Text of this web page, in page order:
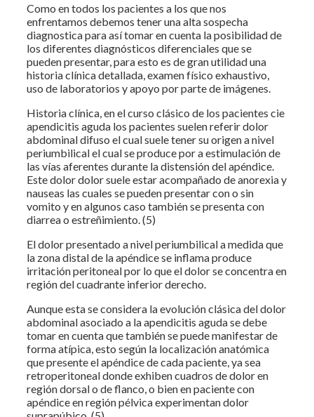
Como en todos los pacientes a los que nos
enfrentamos debemos tener una alta sospecha
diagnostica para así tomar en cuenta la posibilidad de
los diferentes diagnósticos diferenciales que se
pueden presentar, para esto es de gran utilidad una
historia clínica detallada, examen físico exhaustivo,
uso de laboratorios y apoyo por parte de imágenes.
Historia clínica, en el curso clásico de los pacientes cie
apendicitis aguda los pacientes suelen referir dolor
abdominal difuso el cual suele tener su origen a nivel
periumbilical el cual se produce por a estimulación de
las vías aferentes durante la distensión del apéndice.
Este dolor dolor suele estar acompañado de anorexia y
nauseas las cuales se pueden presentar con o sin
vomito y en algunos caso también se presenta con
diarrea o estreñimiento. (5)
El dolor presentado a nivel periumbilical a medida que
la zona distal de la apéndice se inflama produce
irritación peritoneal por lo que el dolor se concentra en
región del cuadrante inferior derecho.
Aunque esta se considera la evolución clásica del dolor
abdominal asociado a la apendicitis aguda se debe
tomar en cuenta que también se puede manifestar de
forma atípica, esto según la localización anatómica
que presente el apéndice de cada paciente, ya sea
retroperitoneal donde exhiben cuadros de dolor en
región dorsal o de flanco, o bien en paciente con
apéndice en región pélvica experimentan dolor